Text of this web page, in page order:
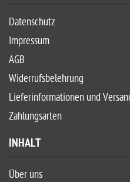
Datenschutz
Impressum
AGB
Widerrufsbelehrung
Lieferinformationen und
Zahlungsarten
INHALT
Über uns